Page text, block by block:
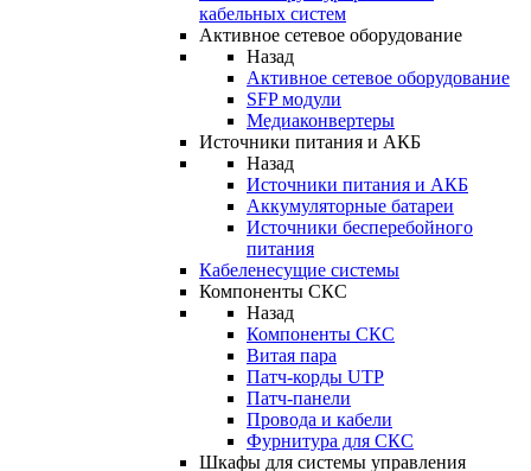
кабельных систем
Активное сетевое оборудование
Назад
Активное сетевое оборудование
SFP модули
Медиаконвертеры
Источники питания и АКБ
Назад
Источники питания и АКБ
Аккумуляторные батареи
Источники бесперебойного
питания
Кабеленесущие системы
Компоненты СКС
Назад
Компоненты СКС
Витая пара
Патч-корды UTP
Патч-панели
Провода и кабели
Фурнитура для СКС
Шкафы для системы управления